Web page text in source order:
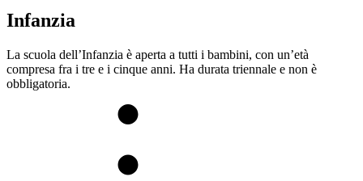
Infanzia
La scuola dell’Infanzia è aperta a tutti i bambini, con un’età
compresa fra i tre e i cinque anni. Ha durata triennale e non è
obbligatoria.